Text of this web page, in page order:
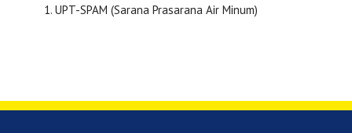
UPT-SPAM (Sarana Prasarana Air Minum)